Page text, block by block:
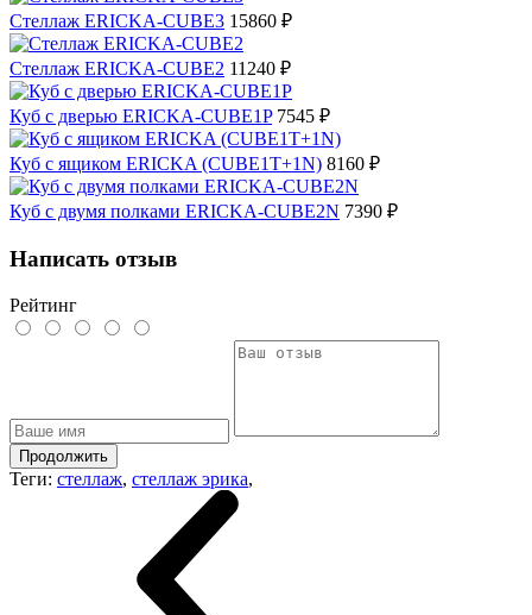
Стеллаж ERICKA-CUBE3 15860 ₽
Стеллаж ERICKA-CUBE2 11240 ₽
Куб с дверью ERICKA-CUBE1P 7545 ₽
Куб с ящиком ERICKA (CUBE1T+1N) 8160 ₽
Куб с двумя полками ERICKA-CUBE2N 7390 ₽
Написать отзыв
Рейтинг
Продолжить
Теги: стеллаж, стеллаж эрика,